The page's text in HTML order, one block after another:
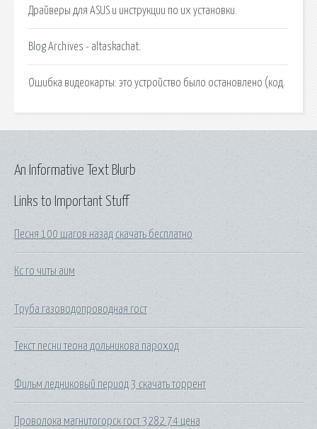
Драйверы для ASUS и инструкции по их установки.
Blog Archives - altaskachat.
Ошибка видеокарты: это устройство было остановлено (код.
Links to Important Stuff
Песня 100 шагов назад скачать бесплатно
Кс го читы аим
Труба газоводопроводная гост
Текст песни теона дольникова пароход
Фильм ледниковый период 3 скачать торрент
Проволока магнитогорск гост 3282 74 цена
An Informative Text Blurb